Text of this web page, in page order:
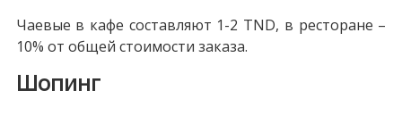
Чаевые в кафе составляют 1-2 TND, в ресторане –
10% от общей стоимости заказа.
Шопинг